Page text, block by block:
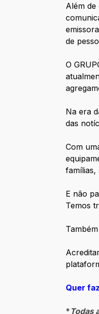
Além
de
O
Na era
das
Com
famílias,
E não
Temos
Quer
* Todas